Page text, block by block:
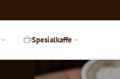
Spesialkaffe